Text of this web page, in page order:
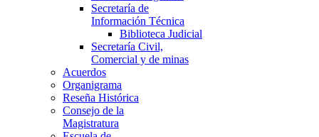
Secretaría de
Información Técnica
Biblioteca Judicial
Secretaría Civil,
Comercial y de minas
Acuerdos
Organigrama
Reseña Histórica
Consejo de la
Magistratura